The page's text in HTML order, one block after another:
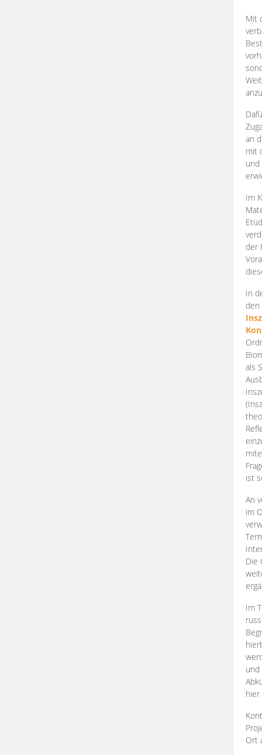
Mit
an
mit
und
Im
der
In
den
als
ist
An
im
Die
Im
und
Ort